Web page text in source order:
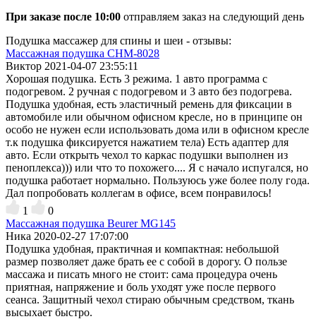
При заказе после 10:00 отправляем заказ на следующий день
Подушка массажер для спины и шеи - отзывы:
Массажная подушка CHM-8028
Виктор 2021-04-07 23:55:11
Хорошая подушка. Есть 3 режима. 1 авто программа с
подогревом. 2 ручная с подогревом и 3 авто без подогрева.
Подушка удобная, есть эластичный ремень для фиксации в
автомобиле или обычном офисном кресле, но в принципе он
особо не нужен если использовать дома или в офисном кресле
т.к подушка фиксируется нажатием тела) Есть адаптер для
авто. Если открыть чехол то каркас подушки выполнен из
пеноплекса))) или что то похожего.... Я с начало испугался, но
подушка работает нормально. Пользуюсь уже более полу года.
Дал попробовать коллегам в офисе, всем понравилось!
1
0
Массажная подушка Beurer MG145
Ника 2020-02-27 17:07:00
Подушка удобная, практичная и компактная: небольшой
размер позволяет даже брать ее с собой в дорогу. О пользе
массажа и писать много не стоит: сама процедура очень
приятная, напряжение и боль уходят уже после первого
сеанса. Защитный чехол стираю обычным средством, ткань
высыхает быстро.